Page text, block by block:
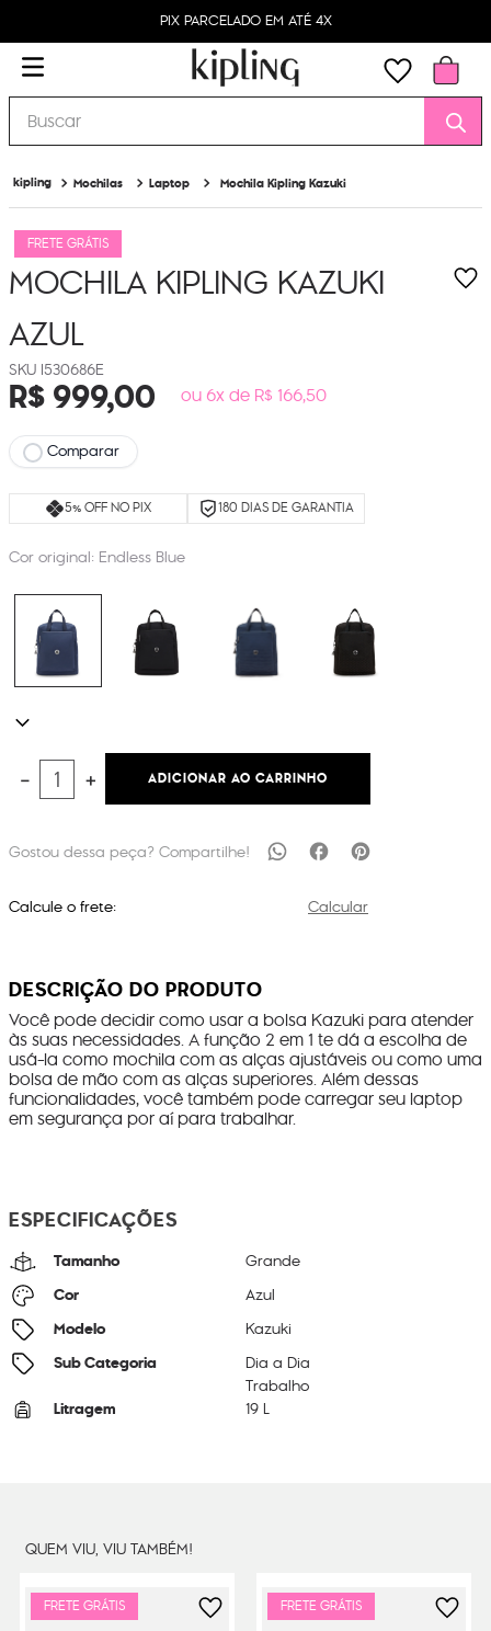
PIX PARCELADO EM ATÉ 4X
Buscar
Mochilas Laptop Mochila Kipling Kazuki
FRETE GRÁTIS
MOCHILA KIPLING KAZUKI
AZUL
I530686E
R$999,00 ou 6x de R$ 166,50
Comparar
5% OFF NO PIX 180 DIAS DE GARANTIA
Cor original: Endless Blue
＋
－ ADICIONAR AO CARRINHO
Calcule o frete: Calcular
DESCRIÇÃO DO PRODUTO
Você pode decidir como usar a bolsa Kazuki para atender
às suas necessidades. A função 2 em 1 te dá a escolha de
usá-la como mochila com as alças ajustáveis ou como uma
bolsa de mão com as alças superiores. Além dessas
funcionalidades, você também pode carregar seu laptop
em segurança por aí para trabalhar.
ESPECIFICAÇÕES
Tamanho Grande
Cor Azul
Modelo Kazuki
Sub Categoria
Dia a Dia
Trabalho
Litragem 19 L
QUEM VIU, VIU TAMBÉM!
FRETE GRÁTIS FRETE GRÁTIS